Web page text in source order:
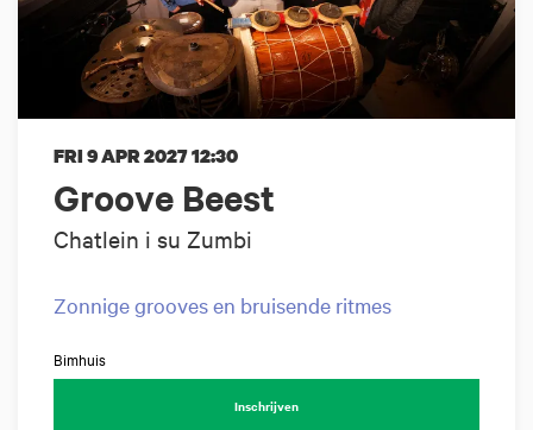
Groove Beest
Chatlein i su Zumbi
FRI 9 APR 202712:30
Zonnige grooves en bruisende ritmes
Bimhuis
Inschrijven